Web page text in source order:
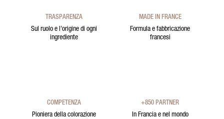
TRASPARENZA
Sul ruolo e l’origine di ogni
ingrediente
MADE IN FRANCE
Formula e fabbricazione
francesi
COMPETENZA
Pioniera della colorazione
+850 PARTNER
In Francia e nel mondo